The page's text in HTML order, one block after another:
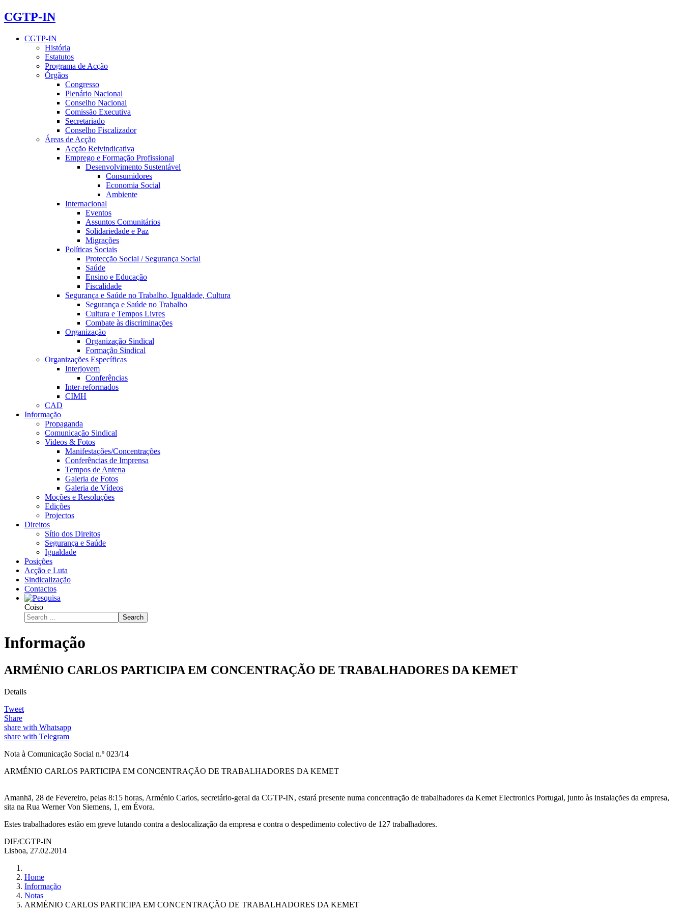
CGTP-IN
CGTP-IN
História
Estatutos
Programa de Acção
Órgãos
Congresso
Plenário Nacional
Conselho Nacional
Comissão Executiva
Secretariado
Conselho Fiscalizador
Áreas de Acção
Acção Reivindicativa
Emprego e Formação Profissional
Desenvolvimento Sustentável
Consumidores
Economia Social
Ambiente
Internacional
Eventos
Assuntos Comunitários
Solidariedade e Paz
Migrações
Políticas Sociais
Protecção Social / Segurança Social
Saúde
Ensino e Educação
Fiscalidade
Segurança e Saúde no Trabalho, Igualdade, Cultura
Segurança e Saúde no Trabalho
Cultura e Tempos Livres
Combate às discriminações
Organização
Organização Sindical
Formação Sindical
Organizações Específicas
Interjovem
Conferências
Inter-reformados
CIMH
CAD
Informação
Propaganda
Comunicação Sindical
Videos & Fotos
Manifestações/Concentrações
Conferências de Imprensa
Tempos de Antena
Galeria de Fotos
Galeria de Vídeos
Moções e Resoluções
Edições
Projectos
Direitos
Sítio dos Direitos
Segurança e Saúde
Igualdade
Posições
Acção e Luta
Sindicalização
Contactos
Coiso
Search
Informação
ARMÉNIO CARLOS PARTICIPA EM CONCENTRAÇÃO DE TRABALHADORES DA KEMET
Details
Tweet
Share
share with Whatsapp
share with Telegram
Nota à Comunicação Social n.º 023/14
ARMÉNIO CARLOS PARTICIPA EM CONCENTRAÇÃO DE TRABALHADORES DA KEMET
Amanhã, 28 de Fevereiro, pelas 8:15 horas, Arménio Carlos, secretário-geral da CGTP-IN, estará presente numa concentração de trabalhadores da Kemet Electronics Portugal, junto às instalações da empresa,
sita na Rua Werner Von Siemens, 1, em Évora.
Estes trabalhadores estão em greve lutando contra a deslocalização da empresa e contra o despedimento colectivo de 127 trabalhadores.
DIF/CGTP-IN
Lisboa, 27.02.2014
Home
Informação
Notas
ARMÉNIO CARLOS PARTICIPA EM CONCENTRAÇÃO DE TRABALHADORES DA KEMET